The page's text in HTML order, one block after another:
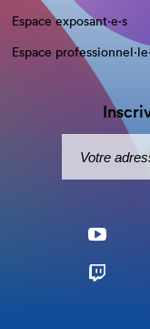
Espace exposant·e⋅s
Espace